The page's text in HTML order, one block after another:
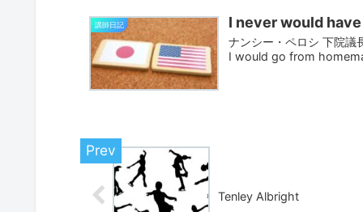
講師日記 I never would
ナンシー・ペロシ 下院
I would go from
Tenley Albright